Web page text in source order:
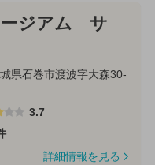
ージアム サ
県石巻市渡波字大森30-
3.7
詳細情報を見る